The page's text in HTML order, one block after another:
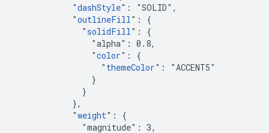
            "
dashStyle": "SOLID",
            "
outlineFill": {
              "
solidFill": {
                "alpha": 0.8,
                "
color": {
                  "
themeColor": "ACCENT5"
                }
              }
            },
            "
weight": {
              "magnitude": 3,